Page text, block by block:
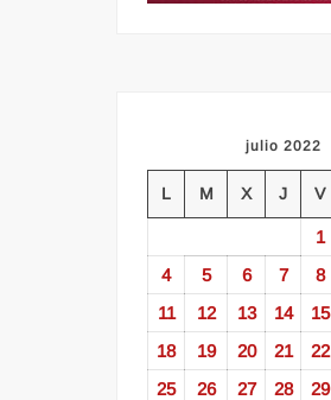
julio 2022
L M X J V
1
4
5 6 7 8
11
12 13 14 15
18
19 20 21 22
25
26 27 28 29